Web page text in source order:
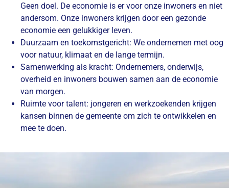
Geen doel. De economie is er voor onze inwoners en niet
andersom. Onze inwoners krijgen door een gezonde
economie een gelukkiger leven.
Duurzaam en toekomstgericht: We ondernemen met oog
voor natuur, klimaat en de lange termijn.
Samenwerking als kracht: Ondernemers, onderwijs,
overheid en inwoners bouwen samen aan de economie
van morgen.
Ruimte voor talent: jongeren en werkzoekenden krijgen
kansen binnen de gemeente om zich te ontwikkelen en
mee te doen.